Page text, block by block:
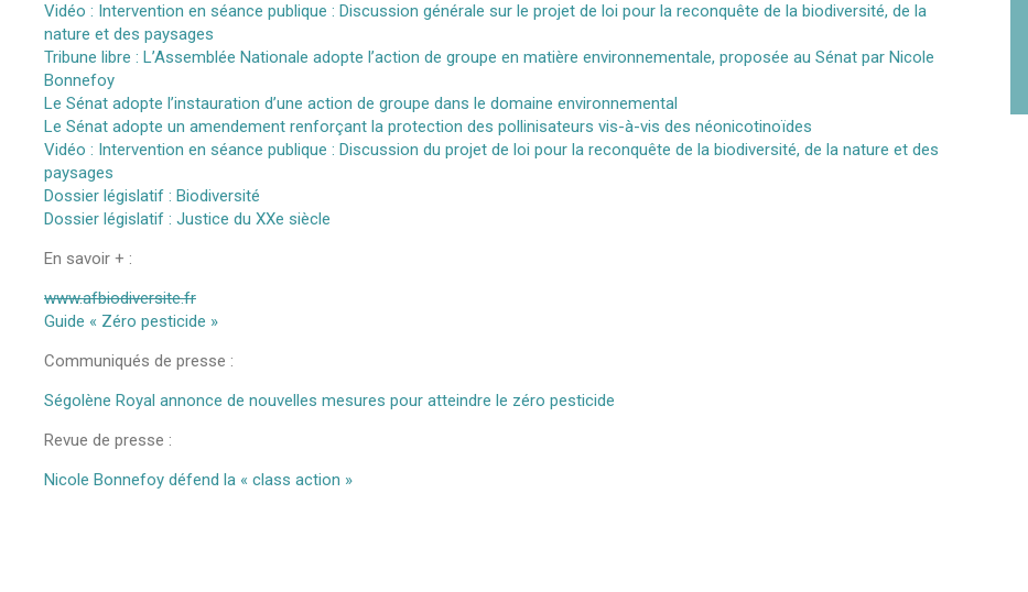
Vidéo : Intervention en séance publique : Discussion générale sur le projet de loi pour la reconquête de la biodiversité, de la
nature et des paysages
Tribune libre : L’Assemblée Nationale adopte l’action de groupe en matière environnementale, proposée au Sénat par Nicole
Bonnefoy
Le Sénat adopte l’instauration d’une action de groupe dans le domaine environnemental
Le Sénat adopte un amendement renforçant la protection des pollinisateurs vis-à-vis des néonicotinoïdes
Vidéo : Intervention en séance publique : Discussion du projet de loi pour la reconquête de la biodiversité, de la nature et des
paysages
Dossier législatif : Biodiversité
Dossier législatif : Justice du XXe siècle
En savoir + :
www.afbiodiversite.fr
Guide « Zéro pesticide »
Communiqués de presse :
Ségolène Royal annonce de nouvelles mesures pour atteindre le zéro pesticide
Revue de presse :
Nicole Bonnefoy défend la « class action »